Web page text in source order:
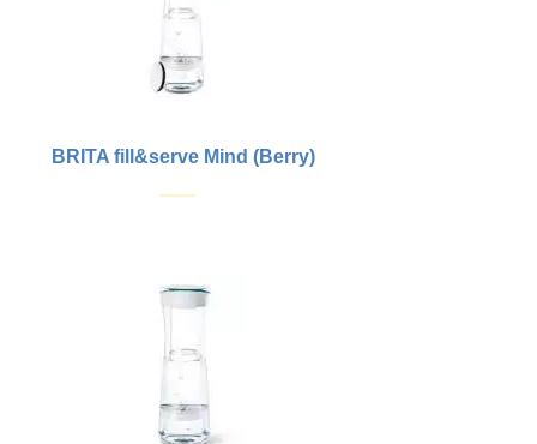
BRITA fill&serve Mind (Berry)